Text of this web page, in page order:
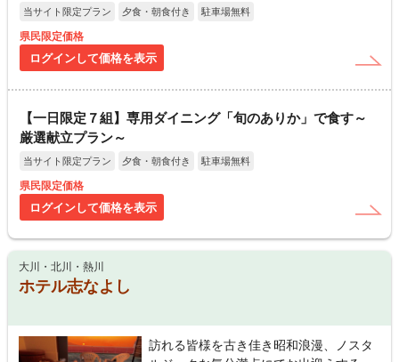
当サイト限定プラン 夕食・朝食付き 駐車場無料
県民限定価格
ログインして価格を表示
【一日限定７組】専用ダイニング「旬のありか」で食す～
厳選献立プラン～
当サイト限定プラン 夕食・朝食付き 駐車場無料
県民限定価格
ログインして価格を表示
大川・北川・熱川
ホテル志なよし
訪れる皆様を古き佳き昭和浪漫、ノスタ